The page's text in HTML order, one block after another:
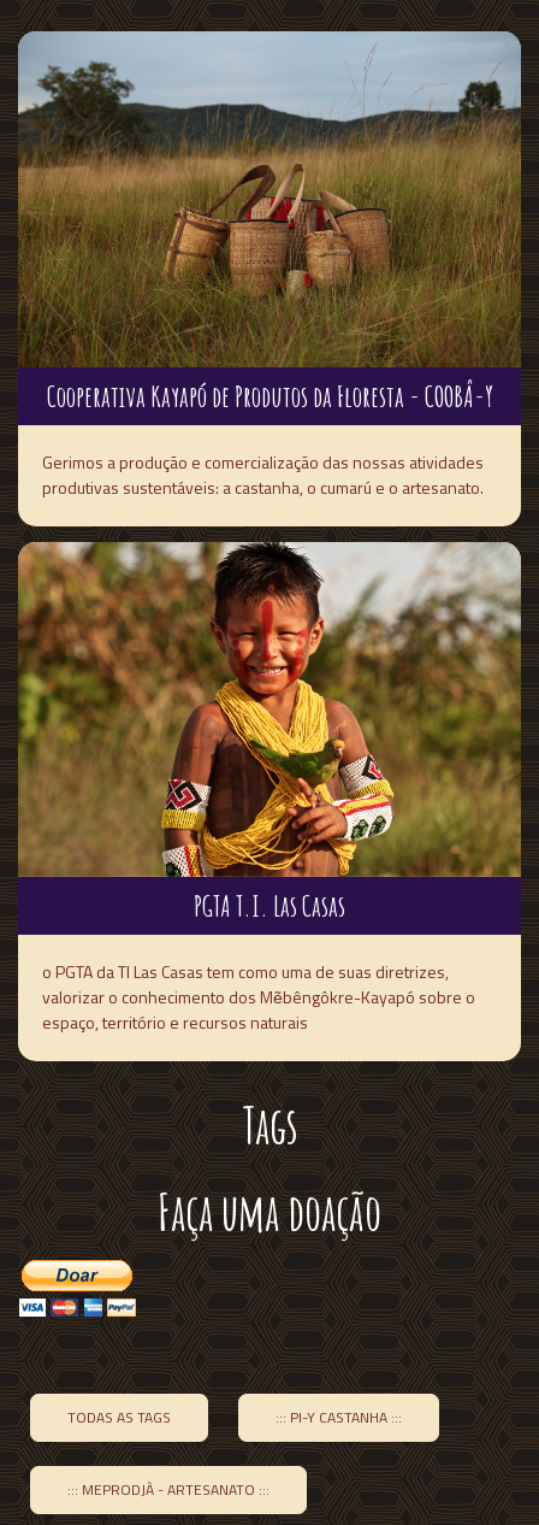
Cooperativa Kayapó de Produtos da Floresta - COOBÂ-Y
Gerimos a produção e comercialização das nossas atividades
produtivas sustentáveis: a castanha, o cumarú e o artesanato.
PGTA T.I. Las Casas
o PGTA da TI Las Casas tem como uma de suas diretrizes,
valorizar o conhecimento dos Mẽbêngôkre-Kayapó sobre o
espaço, território e recursos naturais
Tags
Faça uma doação
TODAS AS TAGS ::: PI-Y CASTANHA :::
::: MEPRODJÀ - ARTESANATO :::